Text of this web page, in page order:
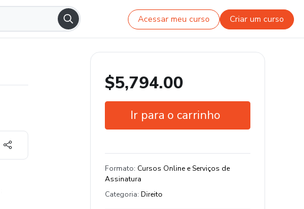
Acessar meu curso Criar um curso
$5,794.00
Ir para o carrinho
Formato: Cursos Online e Serviços de
Assinatura
Categoria: Direito